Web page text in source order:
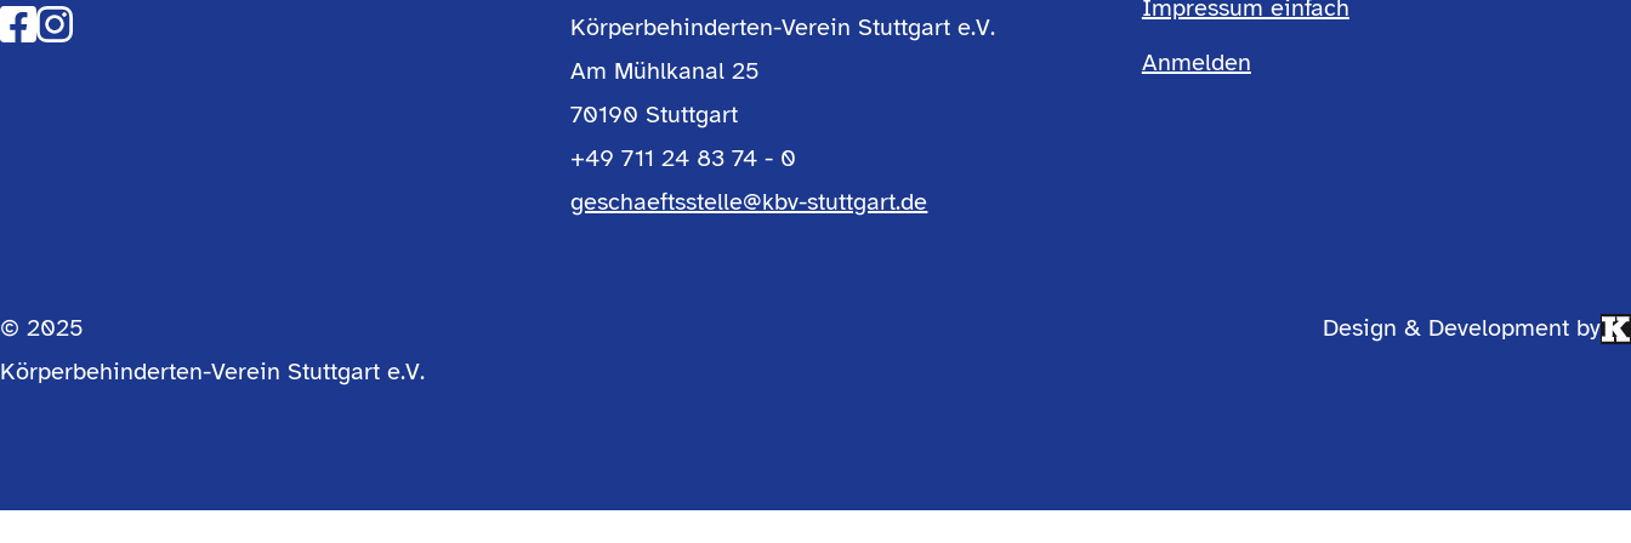
Körperbehinderten-Verein Stuttgart e.V.
Am Mühlkanal 25
70190 Stuttgart
+49 711 24 83 74 - 0
geschaeftsstelle@kbv-stuttgart.de
Footermenü
Impressum einfach
Anmelden
© 2025
Körperbehinderten-Verein Stuttgart e.V.
Design & Development by